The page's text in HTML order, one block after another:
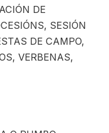
DE
SESIÓN
DE CAMPO,
VERBENAS,